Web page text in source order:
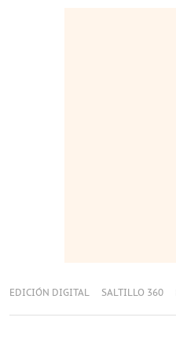
EDICIÓN DIGITAL SALTILLO 360